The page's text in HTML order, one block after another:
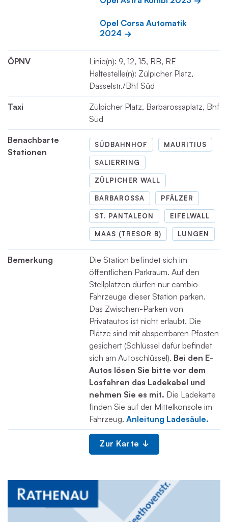
Opel Corsa Automatik
2024
ÖPNV
Linie(n): 9, 12, 15, RB, RE
Haltestelle(n): Zülpicher Platz,
Dasselstr./Bhf Süd
Taxi
Zülpicher Platz, Barbarossaplatz, Bhf
Süd
Benachbarte
Stationen
SÜDBAHNHOF MAURITIUS
SALIERRING
ZÜLPICHER WALL
BARBAROSSA PFÄLZER
ST. PANTALEON EIFELWALL
MAAS (TRESOR B) LUNGEN
Bemerkung
Die Station befindet sich im
öffentlichen Parkraum. Auf den
Stellplätzen dürfen nur cambio-
Fahrzeuge dieser Station parken.
Das Zwischen-Parken von
Privatautos ist nicht erlaubt. Die
Plätze sind mit absperrbaren Pfosten
gesichert (Schlüssel dafür befindet
sich am Autoschlüssel). Bei den E-
Autos lösen Sie bitte vor dem
Losfahren das Ladekabel und
nehmen Sie es mit. Die Ladekarte
finden Sie auf der Mittelkonsole im
Fahrzeug. Anleitung Ladesäule.
Zur Karte